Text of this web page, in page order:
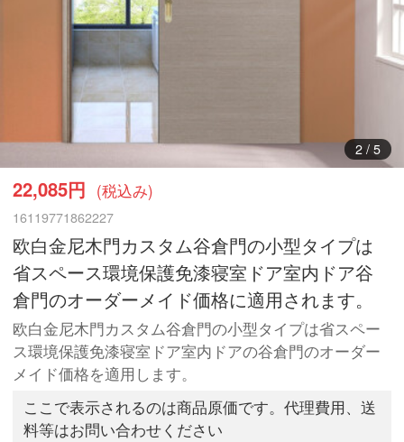
3/ 5
22,085円 (税込み)
16119771862227
欧白金尼木門カスタム谷倉門の小型タイプは
省スペース環境保護免漆寝室ドア室内ドア谷
倉門のオーダーメイド価格に適用されます。
欧白金尼木門カスタム谷倉門の小型タイプは省スペー
ス環境保護免漆寝室ドア室内ドアの谷倉門のオーダー
メイド価格を適用します。
ここで表示されるのは商品原価です。代理費用、送
料等はお問い合わせください